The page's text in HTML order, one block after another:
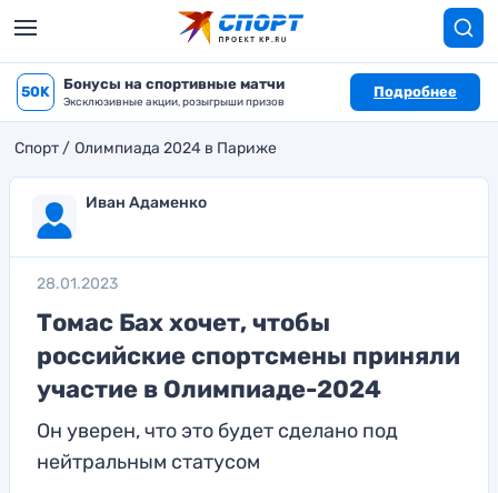
50K Бонусы на спортивные матчи
Эксклюзивные акции, розыгрыши призов
Подробнее
Спорт Олимпиада 2024 в Париже
Иван Адаменко
28.01.2023
Томас Бах хочет, чтобы
российские спортсмены приняли
участие в Олимпиаде-2024
Он уверен, что это будет сделано под
нейтральным статусом